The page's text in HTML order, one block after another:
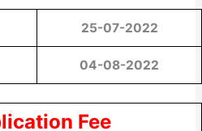
25-07-2022
04-08-2022
Fee